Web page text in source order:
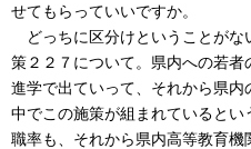
せてもらっていいですか。
どっちに区分けということがな
策２２７について。県内への若
進学で出ていって、それから県内
中でこの施策が組まれていると
職率も、それから県内高等教育機